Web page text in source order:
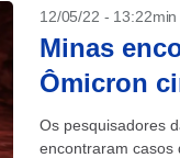
12/05/22 - 13:22min
Minas
Ômicron
Os pesquisadores
encontraram casos